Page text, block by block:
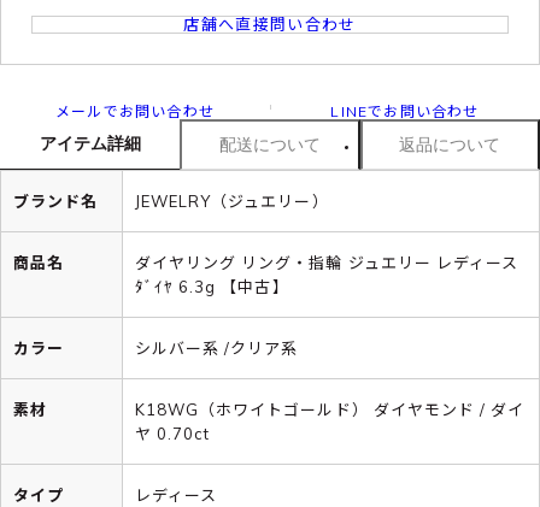
店舗へ直接問い合わせ
メールでお問い合わせ LINEでお問い合わせ
アイテム詳細 配送について 返品について
ブランド名 JEWELRY（ジュエリー）
商品名
ダイヤリング リング・指輪 ジュエリー レディース
ﾀﾞｲﾔ 6.3g 【中古】
カラー シルバー系 /クリア系
素材
K18WG（ホワイトゴールド） ダイヤモンド / ダイ
ヤ 0.70ct
タイプ レディース